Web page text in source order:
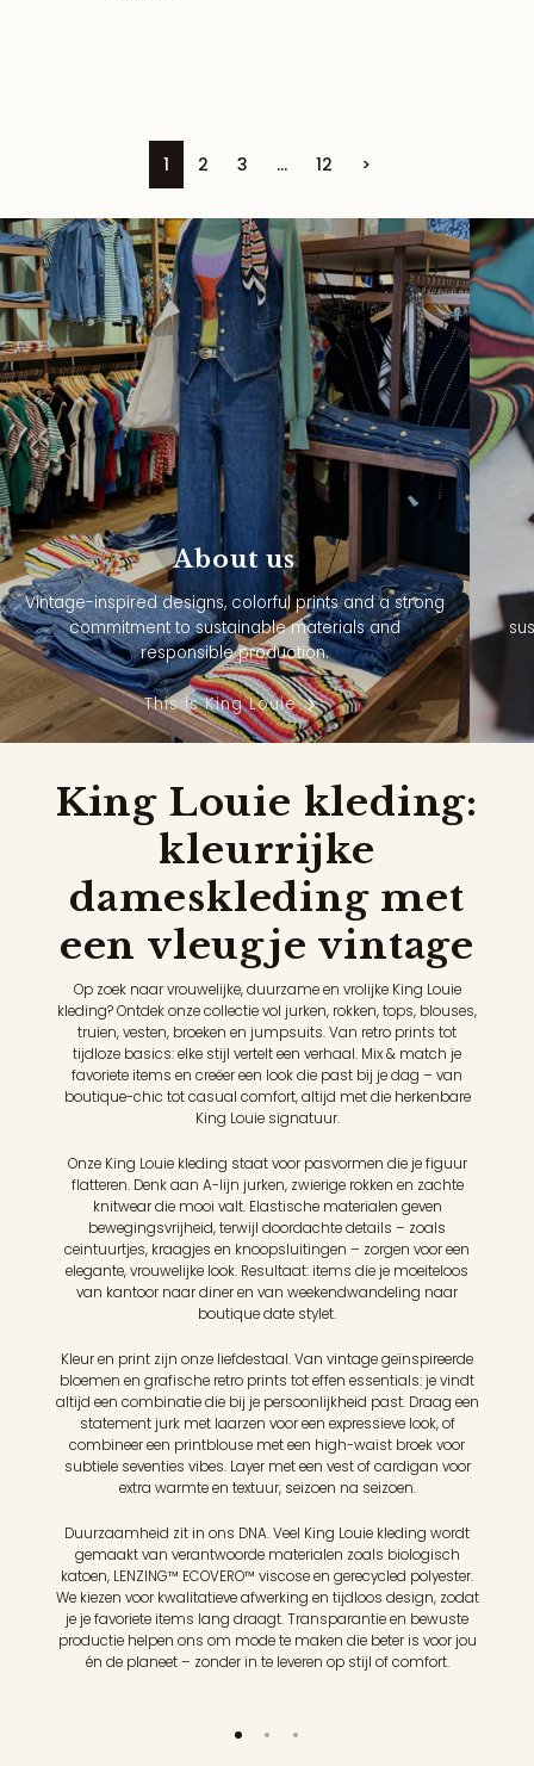
1 2 3 … 12 >
About us
Vintage-inspired designs, colorful prints and a strong
commitment to sustainable materials and
responsible production.
This is King Louie
King Louie kleding:
kleurrijke
dameskleding met
een vleugje vintage
Op zoek naar vrouwelijke, duurzame en vrolijke King Louie
kleding? Ontdek onze collectie vol jurken, rokken, tops, blouses,
truien, vesten, broeken en jumpsuits. Van retro prints tot
tijdloze basics: elke stijl vertelt een verhaal. Mix & match je
favoriete items en creëer een look die past bij je dag – van
boutique-chic tot casual comfort, altijd met die herkenbare
King Louie signatuur.
Onze King Louie kleding staat voor pasvormen die je figuur
flatteren. Denk aan A-lijn jurken, zwierige rokken en zachte
knitwear die mooi valt. Elastische materialen geven
bewegingsvrijheid, terwijl doordachte details – zoals
ceintuurtjes, kraagjes en knoopsluitingen – zorgen voor een
elegante, vrouwelijke look. Resultaat: items die je moeiteloos
van kantoor naar diner en van weekendwandeling naar
boutique date stylet.
Kleur en print zijn onze liefdestaal. Van vintage geïnspireerde
bloemen en grafische retro prints tot effen essentials: je vindt
altijd een combinatie die bij je persoonlijkheid past. Draag een
statement jurk met laarzen voor een expressieve look, of
combineer een printblouse met een high-waist broek voor
subtiele seventies vibes. Layer met een vest of cardigan voor
extra warmte en textuur, seizoen na seizoen.
Duurzaamheid zit in ons DNA. Veel King Louie kleding wordt
gemaakt van verantwoorde materialen zoals biologisch
katoen, LENZING™ ECOVERO™ viscose en gerecycled polyester.
We kiezen voor kwalitatieve afwerking en tijdloos design, zodat
je je favoriete items lang draagt. Transparantie en bewuste
productie helpen ons om mode te maken die beter is voor jou
én de planeet – zonder in te leveren op stijl of comfort.